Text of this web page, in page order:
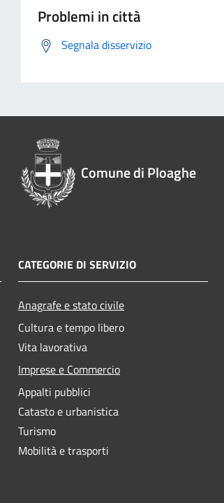
Problemi in città
Segnala disservizio
Comune di Ploaghe
CATEGORIE DI SERVIZIO
Anagrafe e stato civile
Cultura e tempo libero
Vita lavorativa
Imprese e Commercio
Appalti pubblici
Catasto e urbanistica
Turismo
Mobilità e trasporti